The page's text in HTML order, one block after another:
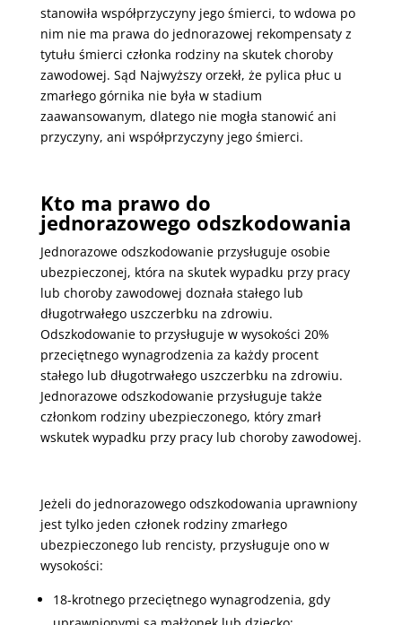
stanowiła współprzyczyny jego śmierci, to wdowa po
nim nie ma prawa do jednorazowej rekompensaty z
tytułu śmierci członka rodziny na skutek choroby
zawodowej. Sąd Najwyższy orzekł, że pylica płuc u
zmarłego górnika nie była w stadium
zaawansowanym, dlatego nie mogła stanowić ani
przyczyny, ani współprzyczyny jego śmierci.
Kto ma prawo do
jednorazowego odszkodowania
Jednorazowe odszkodowanie przysługuje osobie
ubezpieczonej, która na skutek wypadku przy pracy
lub choroby zawodowej doznała stałego lub
długotrwałego uszczerbku na zdrowiu.
Odszkodowanie to przysługuje w wysokości 20%
przeciętnego wynagrodzenia za każdy procent
stałego lub długotrwałego uszczerbku na zdrowiu.
Jednorazowe odszkodowanie przysługuje także
członkom rodziny ubezpieczonego, który zmarł
wskutek wypadku przy pracy lub choroby zawodowej.
Jeżeli do jednorazowego odszkodowania uprawniony
jest tylko jeden członek rodziny zmarłego
ubezpieczonego lub rencisty, przysługuje ono w
wysokości:
18-krotnego przeciętnego wynagrodzenia, gdy